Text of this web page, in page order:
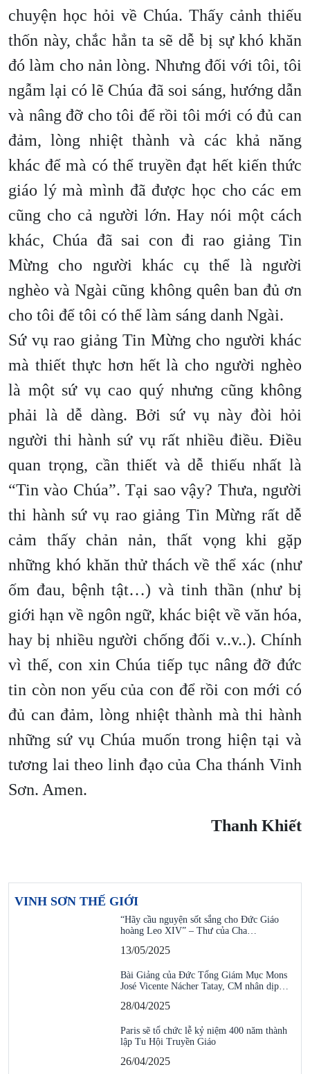
chuyện học hỏi về Chúa. Thấy cảnh thiếu
thốn này, chắc hẳn ta sẽ dễ bị sự khó khăn
đó làm cho nản lòng. Nhưng đối với tôi, tôi
ngẫm lại có lẽ Chúa đã soi sáng, hướng dẫn
và nâng đỡ cho tôi để rồi tôi mới có đủ can
đảm, lòng nhiệt thành và các khả năng
khác để mà có thể truyền đạt hết kiến thức
giáo lý mà mình đã được học cho các em
cũng cho cả người lớn. Hay nói một cách
khác, Chúa đã sai con đi rao giảng Tin
Mừng cho người khác cụ thể là người
nghèo và Ngài cũng không quên ban đủ ơn
cho tôi để tôi có thể làm sáng danh Ngài.
Sứ vụ rao giảng Tin Mừng cho người khác
mà thiết thực hơn hết là cho người nghèo
là một sứ vụ cao quý nhưng cũng không
phải là dễ dàng. Bởi sứ vụ này đòi hỏi
người thi hành sứ vụ rất nhiều điều. Điều
quan trọng, cần thiết và dễ thiếu nhất là
“Tin vào Chúa”. Tại sao vậy? Thưa, người
thi hành sứ vụ rao giảng Tin Mừng rất dễ
cảm thấy chản nản, thất vọng khi gặp
những khó khăn thử thách về thể xác (như
ốm đau, bệnh tật…) và tinh thần (như bị
giới hạn về ngôn ngữ, khác biệt về văn hóa,
hay bị nhiều người chống đối v..v..). Chính
vì thế, con xin Chúa tiếp tục nâng đỡ đức
tin còn non yếu của con để rồi con mới có
đủ can đảm, lòng nhiệt thành mà thi hành
những sứ vụ Chúa muốn trong hiện tại và
tương lai theo linh đạo của Cha thánh Vinh
Sơn. Amen.
Thanh Khiết
VINH SƠN THẾ GIỚI
“Hãy cầu nguyện sốt sắng cho Đức Giáo
hoàng Leo XIV” – Thư của Cha…
13/05/2025
Bài Giảng của Đức Tổng Giám Mục Mons
José Vicente Nácher Tatay, CM nhân dịp…
28/04/2025
Paris sẽ tổ chức lễ kỷ niệm 400 năm thành
lập Tu Hội Truyền Giáo
26/04/2025